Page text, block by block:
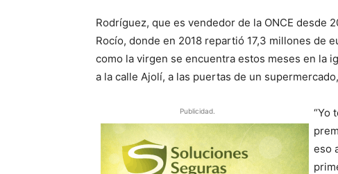
Rodríguez, que es vendedor de la ONCE desde
Rocío, donde en 2018 repartió 17,3 millones de
como la virgen se encuentra estos meses en la
a la calle Ajolí, a las puertas de un
Publicidad.
“Yo
eso